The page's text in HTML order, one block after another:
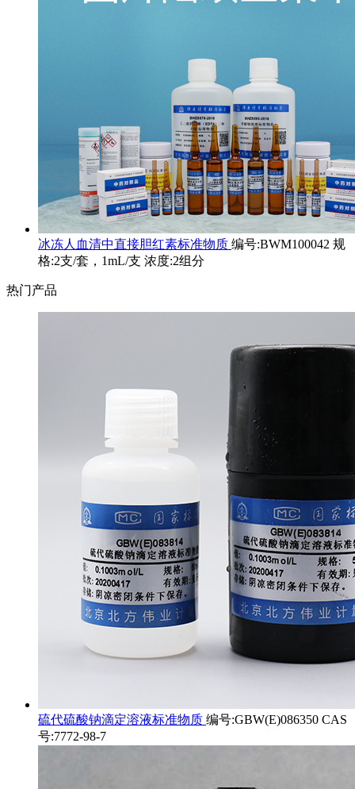
冰冻人血清中直接胆红素标准物质 编号:BWM100042 规
格:2支/套，1mL/支 浓度:2组分
热门产品
硫代硫酸钠滴定溶液标准物质 编号:GBW(E)086350 CAS
号:7772-98-7